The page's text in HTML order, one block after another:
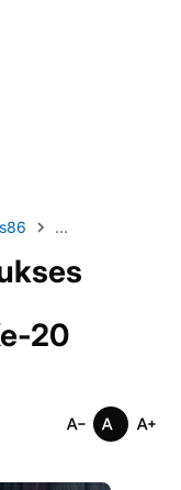
Pendidikan
20